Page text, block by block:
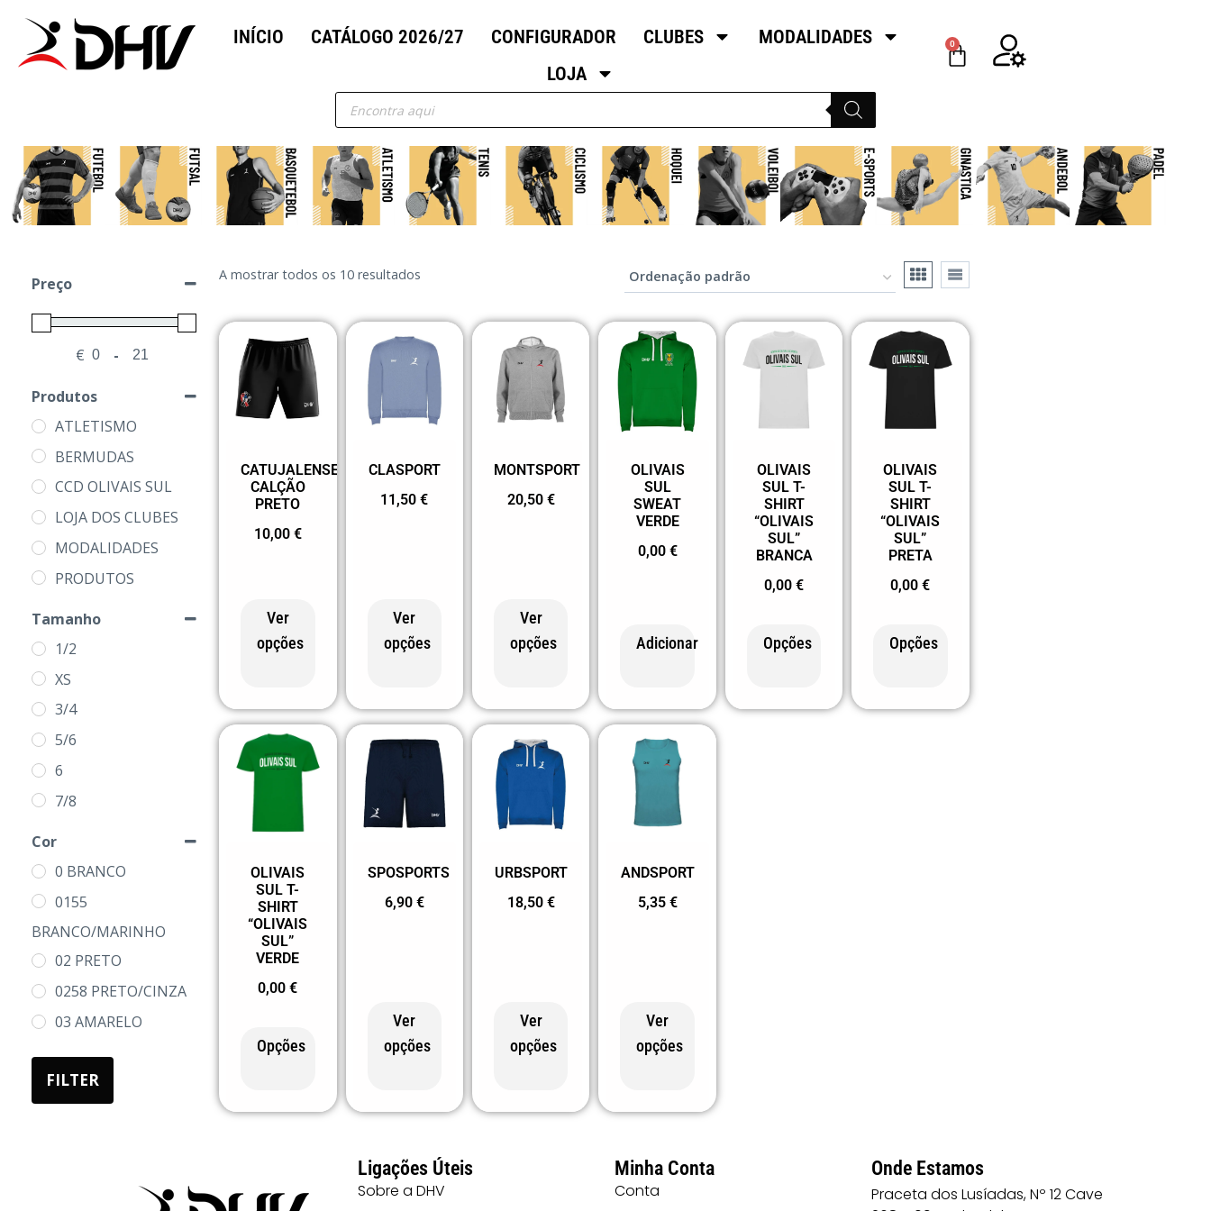
INÍCIO CATÁLOGO 2026/27 CONFIGURADOR CLUBES
MODALIDADES
LOJA
0
Preço
€ -
Produtos
ATLETISMO
BERMUDAS
CCD OLIVAIS SUL
LOJA DOS CLUBES
MODALIDADES
PRODUTOS
SWEATS
Tamanho
1/2
XS
3/4
5/6
6
7/8
9/10
10
11/12
12
14
S
L
XL
Cor
0 BRANCO
0155
BRANCO/MARINHO
02 PRETO
0258 PRETO/CINZA
03 AMARELO
05 AZUL
0501 AZUL E
FILTER
A mostrar todos os 10 resultados
CATUJALENSE
CALÇÃO
PRETO
10,00 €
Ver
opções
CLASPORT
11,50€
Ver
opções
MONTSPORT
20,50 €
Ver
opções
OLIVAIS
SUL
SWEAT
VERDE
0,00 €
Adicionar
OLIVAIS
SUL T-
SHIRT
“OLIVAIS
SUL”
BRANCA
0,00€
Opções
OLIVAIS
SUL T-
SHIRT
“OLIVAIS
SUL”
PRETA
0,00€
Opções
OLIVAIS
SUL T-
SHIRT
“OLIVAIS
SUL”
VERDE
0,00€
Opções
SPOSPORTS
6,90 €
Ver
opções
URBSPORT
18,50 €
Ver
opções
ANDSPORT
5,35 €
Ver
opções
Ligações Úteis
Sobre a DHV
Minha Conta
Conta
Onde Estamos
Praceta dos Lusíadas, Nº 12 Cave